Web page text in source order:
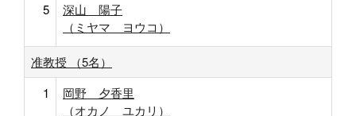
5
深山 陽子
（ミヤマ ヨウコ）
准教授 （5名）
1
岡野 夕香里
（オカノ ユカリ）